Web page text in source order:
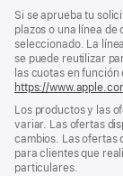
Si se aprueba tu
plazos o una línea
seleccionado. La
se puede reutilizar
las cuotas en
https://
Los productos y las
variar. Las ofertas
cambios. Las ofertas
para clientes que
particulares.